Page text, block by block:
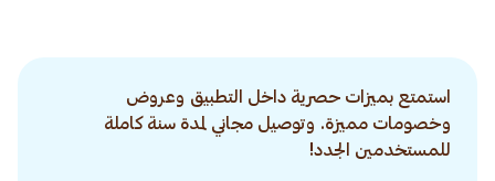
استمتع بميزات حصرية داخل التطبيق وعروض
وخصومات مميزة. وتوصيل مجاني لمدة سنة كاملة
للمستخدمين الجدد!